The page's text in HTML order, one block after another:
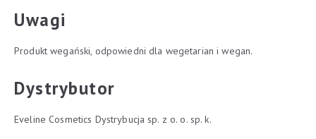
Uwagi
Produkt wegański, odpowiedni dla wegetarian i wegan.
Dystrybutor
Eveline Cosmetics Dystrybucja sp. z o. o. sp. k.